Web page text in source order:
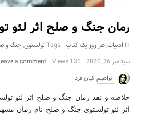
رمان جنگ و صلح اثر لئو
In ادبیات,هر روز یک کتاب Tagsتولستوی,جنگ و
سپتامبر 26, 2020
131 Views
a comment
ابراهیم کیان فرد
خلاصه و نقد رمان جنگ و صلح اثر لئو
اثر لئو تولستوی جنگ و صلح نام رمان